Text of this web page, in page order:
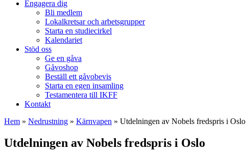
Engagera dig
Bli medlem
Lokalkretsar och arbetsgrupper
Starta en studiecirkel
Kalendariet
Stöd oss
Ge en gåva
Gåvoshop
Beställ ett gåvobevis
Starta en egen insamling
Testamentera till IKFF
Kontakt
Hem » Nedrustning » Kärnvapen » Utdelningen av Nobels fredspris i Oslo
Utdelningen av Nobels fredspris i Oslo